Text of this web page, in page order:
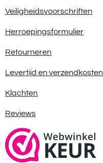
Veiligheidsvoorschriften
Herroepingsformulier
Retourneren
Levertijd en verzendkosten
Klachten
Reviews